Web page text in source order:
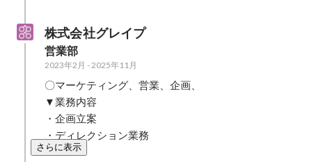
株式会社グレイプ
営業部
2023年2月 - 2025年11月
〇マーケティング、営業、企画、
▼業務内容
・企画立案
・ディレクション業務
さらに表示